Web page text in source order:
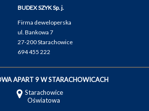
BUDEX SZYK Sp. j.
Firma deweloperska
ul. Bankowa 7
27-200 Starachowice
694 455 222
APART 9 W STARACHOWICACH
Starachowice
Oświatowa